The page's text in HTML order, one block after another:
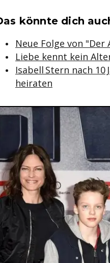
Hinweise &
könnte dich
Neue Folge von
Liebe kennt kein
Isabell Stern nach
heiraten